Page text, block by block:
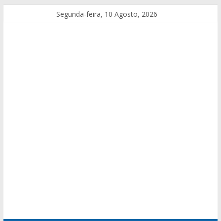
Segunda-feira, 10 Agosto, 2026